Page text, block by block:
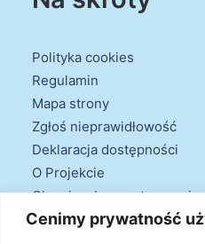
Cenimy prywatność
Polityka cookies
Regulamin
Mapa strony
Zgłoś nieprawidłowość
Deklaracja dostępności
O Projekcie
Obowiązek
oraz warunków